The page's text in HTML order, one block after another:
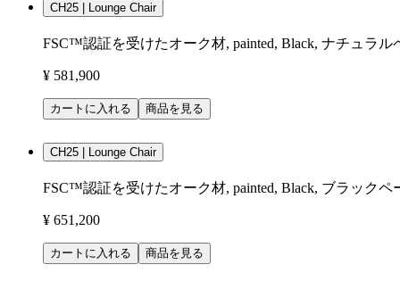
CH25 | Lounge Chair
FSC™認証を受けたオーク材, painted, Black, ナチュラル
¥ 581,900
カートに入れる 商品を見る
CH25 | Lounge Chair
FSC™認証を受けたオーク材, painted, Black, ブラックペ
¥ 651,200
カートに入れる 商品を見る